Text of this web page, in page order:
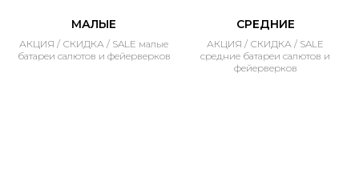
МАЛЫЕ
АКЦИЯ / СКИДКА / SALE малые
батареи салютов и фейерверков
СРЕДНИЕ
АКЦИЯ / СКИДКА / SALE
средние батареи салютов и
фейерверков